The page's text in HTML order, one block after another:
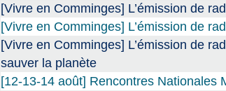
[Vivre en Comminges] L’émission de
[Vivre en Comminges] L’émission de
[Vivre en Comminges] L’émission de
sauver la planète
[12-13-14 août] Rencontres Nationales